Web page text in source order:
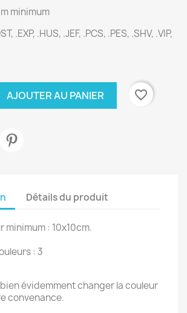
minimum
.EXP, .HUS, .JEF, .PCS, .PES, .SHV, .VIP,
AJOUTER AU PANIER favorite_border
Détails du produit
minimum : 10x10cm.
: 3
évidemment changer la couleur
convenance.